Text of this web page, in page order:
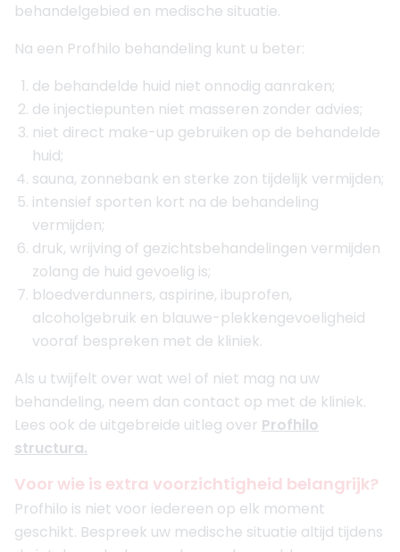
behandelgebied en medische situatie.
Na een Profhilo behandeling kunt u beter:
de behandelde huid niet onnodig aanraken;
de injectiepunten niet masseren zonder advies;
niet direct make-up gebruiken op de behandelde
huid;
sauna, zonnebank en sterke zon tijdelijk vermijden;
intensief sporten kort na de behandeling
vermijden;
druk, wrijving of gezichtsbehandelingen vermijden
zolang de huid gevoelig is;
bloedverdunners, aspirine, ibuprofen,
alcoholgebruik en blauwe-plekkengevoeligheid
vooraf bespreken met de kliniek.
Als u twijfelt over wat wel of niet mag na uw
behandeling, neem dan contact op met de kliniek.
Lees ook de uitgebreide uitleg over Profhilo
structura.
Voor wie is extra voorzichtigheid belangrijk?
Profhilo is niet voor iedereen op elk moment
geschikt. Bespreek uw medische situatie altijd tijdens